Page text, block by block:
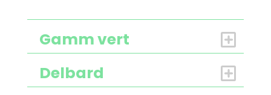
Gamm vert
Delbard